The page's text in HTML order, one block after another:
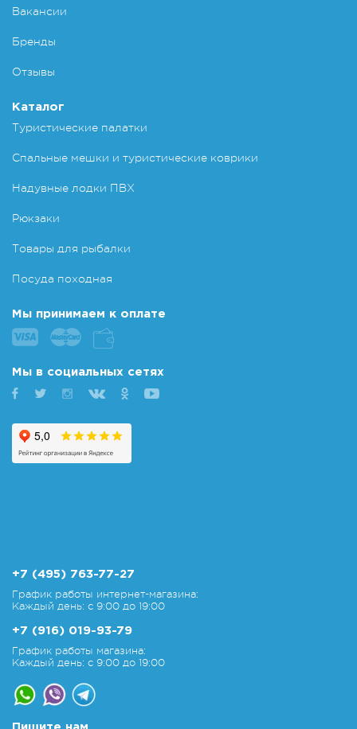
Вакансии
Бренды
Отзывы
Каталог
Туристические палатки
Спальные мешки и туристические коврики
Надувные лодки ПВХ
Рюкзаки
Товары для рыбалки
Посуда походная
Мы принимаем к оплате
Мы в социальных сетях
+7 (495) 763-77-27
График работы интернет-магазина:
Каждый день: с 9:00 до 19:00
+7 (916) 019-93-79
График работы магазина:
Каждый день: с 9:00 до 19:00